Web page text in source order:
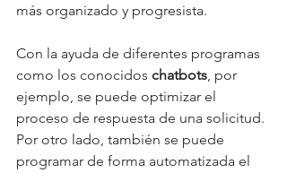
más organizado y progresista.
Con la ayuda de diferentes programas
como los conocidos chatbots , por
ejemplo, se puede optimizar el
proceso de respuesta de una solicitud.
Por otro lado, también se puede
programar de forma automatizada el